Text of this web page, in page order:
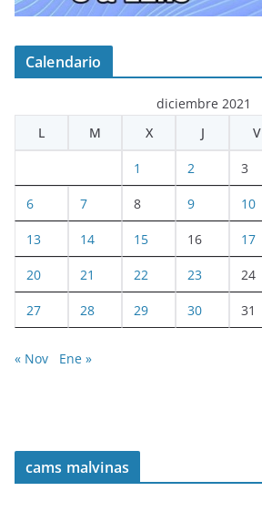
Calendario
diciembre 2021
L
M X J V
1 2 3
6 7 8 9 10
13 14 15 16 17
20 21 22 23 24
27 28 29 30 31
« Nov Ene »
cams malvinas